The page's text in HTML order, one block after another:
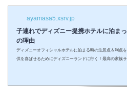
ayamasa5.xsrv.jp
子連れでディズニー提携ホテルに泊ま
の理由
ディズニーオフィシャルホテルに泊まる時の注意点＆利点
供を喜ばせるためにディズニーランドに行く！最高の家族